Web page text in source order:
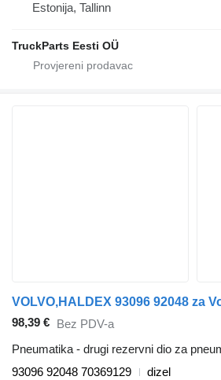
Estonija, Tallinn
TruckParts Eesti OÜ
98,39 € Bez PDV-a
Pneumatika - drugi rezervni dio za
93096 92048 70369129
dizel